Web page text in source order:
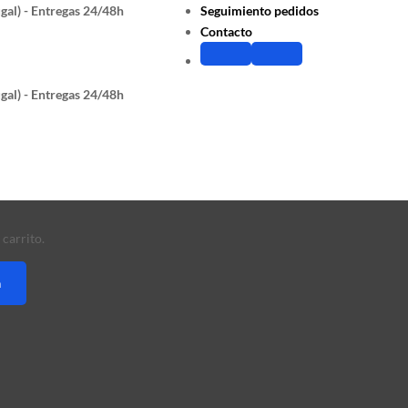
- Entregas 24/48h
Seguimiento pedidos
Contacto
- Entregas 24/48h
carrito.